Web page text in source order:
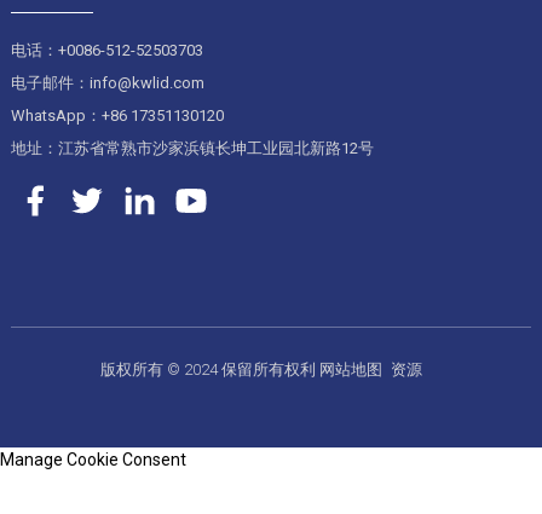
电话：+0086-512-52503703
电子邮件：info@kwlid.com
WhatsApp：+86 17351130120
地址：江苏省常熟市沙家浜镇长坤工业园北新路12号
版权所有 © 2024 保留所有权利 网站地图 资源
Manage Cookie Consent